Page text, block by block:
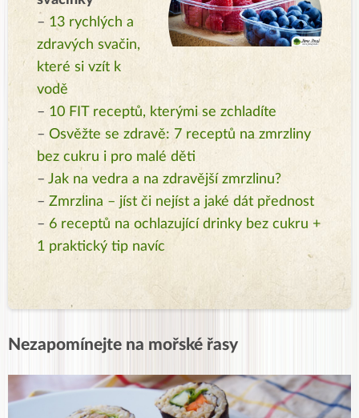
– 13 rychlých a
zdravých svačin,
které si vzít k
vodě
– 10 FIT receptů, kterými se zchladíte
– Osvěžte se zdravě: 7 receptů na zmrzliny
bez cukru i pro malé děti
– Jak na vedra a na zdravější zmrzlinu?
– Zmrzlina – jíst či nejíst a jaké dát přednost
– 6 receptů na ochlazující drinky bez cukru +
1 praktický tip navíc
Nezapomínejte na mořské řasy